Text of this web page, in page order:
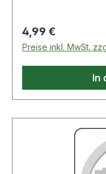
Regulärer Preis:
4,99 €
Preise inkl. MwSt.
In